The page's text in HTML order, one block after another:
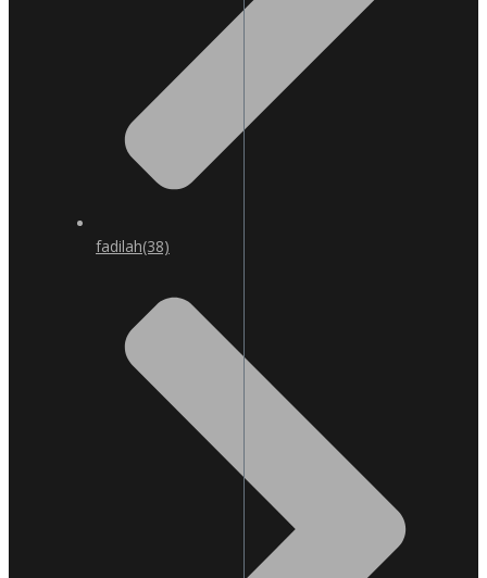
fadilah(38)